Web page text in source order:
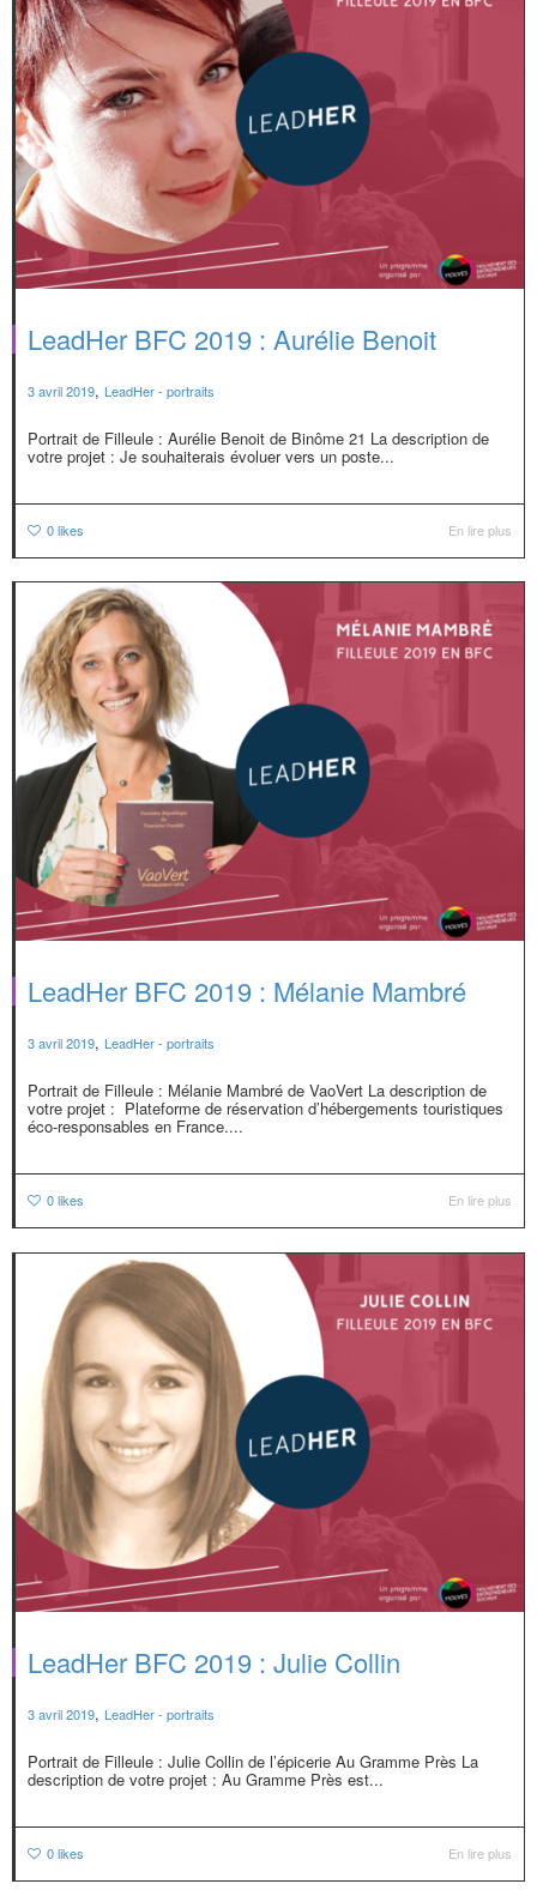
LeadHer BFC 2019 : Aurélie Benoit
3 avril 2019, LeadHer - portraits
Portrait de Filleule : Aurélie Benoit de Binôme 21 La description de
votre projet : Je souhaiterais évoluer vers un poste...
0likes En lire plus
LeadHer BFC 2019 : Mélanie Mambré
3 avril 2019, LeadHer - portraits
Portrait de Filleule : Mélanie Mambré de VaoVert La description de
votre projet : Plateforme de réservation d’hébergements touristiques
éco-responsables en France....
0likes En lire plus
LeadHer BFC 2019 : Julie Collin
3 avril 2019, LeadHer - portraits
Portrait de Filleule : Julie Collin de l’épicerie Au Gramme Près La
description de votre projet : Au Gramme Près est...
0likes En lire plus